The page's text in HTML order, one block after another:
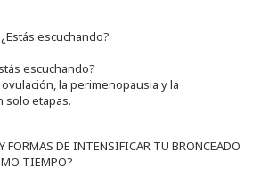
escuchando?
la perimenopausia y la
solo etapas.